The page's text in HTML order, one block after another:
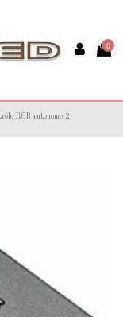
0
RGB autonome 2